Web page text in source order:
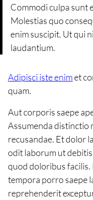
Commodi culpa sunt
Molestias quo
enim suscipit. Ut qui
laudantium.
Adipisci iste enimet
quam.
Aut corporis saepe
Assumenda distinctio
recusandae. Et dolor
odit laborum ut
quod doloribus facilis.
tempora porro saepe
reprehenderit